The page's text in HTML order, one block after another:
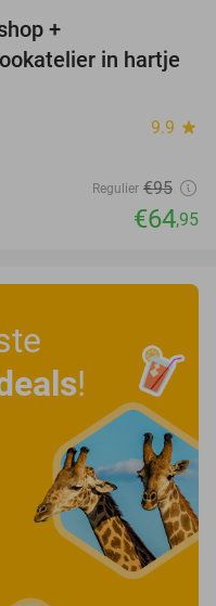
+
in hartje
9.9 star
Regulier €95
€64,95
!